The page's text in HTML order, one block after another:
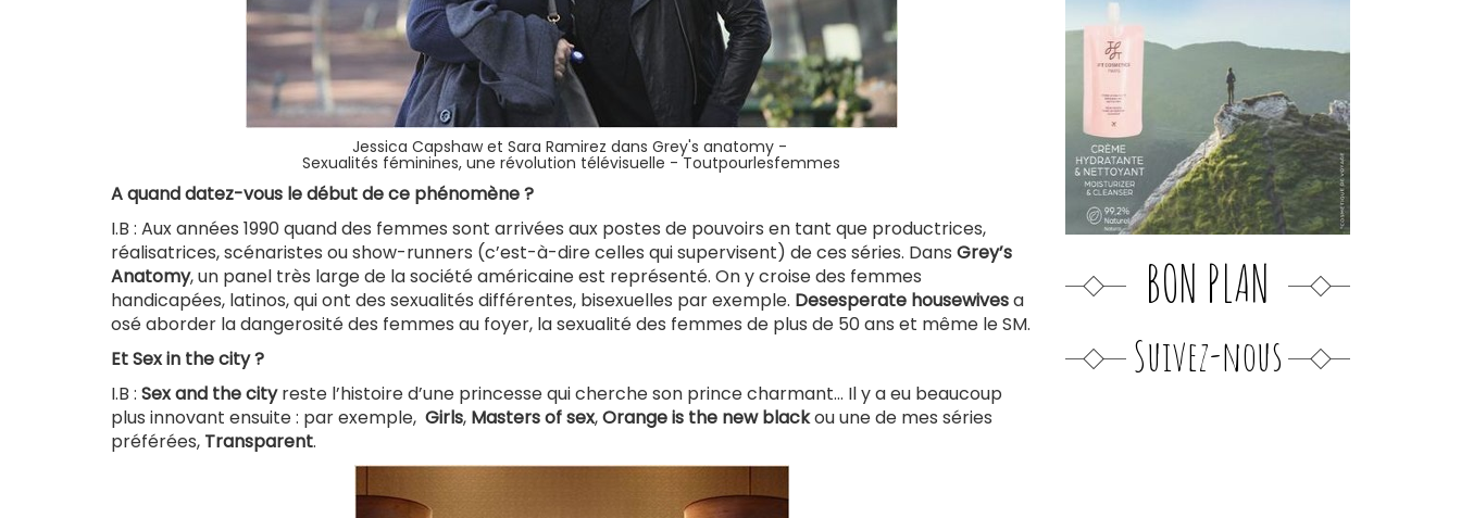
Jessica Capshaw et Sara Ramirez dans Grey's anatomy -
Sexualités féminines, une révolution télévisuelle - Toutpourlesfemmes
A quand datez-vous le début de ce phénomène ?
I.B : Aux années 1990 quand des femmes sont arrivées aux postes de pouvoirs en tant que productrices,
réalisatrices, scénaristes ou show-runners (c’est-à-dire celles qui supervisent) de ces séries. Dans Grey’s
Anatomy, un panel très large de la société américaine est représenté. On y croise des femmes
handicapées, latinos, qui ont des sexualités différentes, bisexuelles par exemple. Desesperate housewivesa
osé aborder la dangerosité des femmes au foyer, la sexualité des femmes de plus de 50 ans et même le SM.
Et Sex in the city ?
I.B : Sex and the cityreste l’histoire d’une princesse qui cherche son prince charmant… Il y a eu beaucoup
plus innovant ensuite : par exemple, Girls, Masters of sex,Orange is the new blackou une de mes séries
préférées, Transparent.
BON PLAN
Suivez-nous